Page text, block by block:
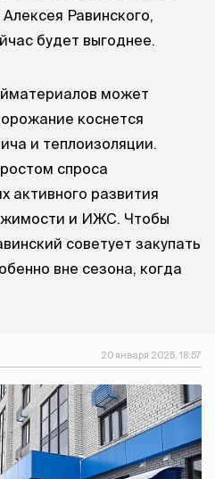
Равинского,
будет выгоднее.
может
коснется
и теплоизоляции.
спроса
активного развития
и ИЖС. Чтобы
советует закупать
вне сезона, когда
20 января 2025, 18:57